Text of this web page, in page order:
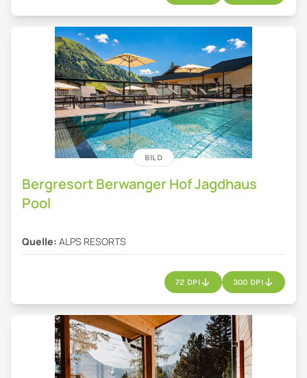
BILD
Bergresort Berwanger Hof Jagdhaus
Pool
Quelle: ALPS RESORTS
72 DPI 300 DPI